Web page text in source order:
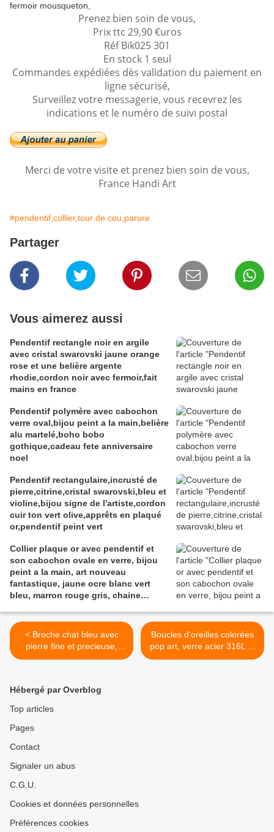
fermoir mousqueton,
Prenez bien soin de vous,
Prix ttc 29,90 €uros
Réf Bik025 301
En stock 1 seul
Commandes expédiées dès validation du paiement en
ligne sécurisé,
Surveillez votre messagerie, vous recevrez les
indications et le numéro de suivi postal
Merci de votre visite et prenez bien soin de vous,
France Handi Art
#pendentif,collier,tour de cou,parure
Partager
Vous aimerez aussi
Pendentif rectangle noir en argile
avec cristal swarovski jaune orange
rose et une belière argente
rhodie,cordon noir avec fermoir,fait
mains en france
Pendentif polymère avec cabochon
verre oval,bijou peint a la main,belière
alu martelé,boho bobo
gothique,cadeau fete anniversaire
noel
Pendentif rectangulaire,incrusté de
pierre,citrine,cristal swarovski,bleu et
violine,bijou signe de l'artiste,cordon
cuir ton vert olive,apprêts en plaqué
or,pendentif peint vert
Collier plaque or avec pendentif et
son cabochon ovale en verre, bijou
peint a la main, art nouveau
fantastique, jaune ocre blanc vert
bleu, marron rouge gris, chaine
< Broche chat bleu avec
pierre fine et precieuse,
corail rouge et cristal
anniversaire noel,fait mains
Boucles d'oreilles colorées
pop art, verre acier 316L et
papier, feutre
Hébergé par Overblog
Top articles
Pages
Contact
Signaler un abus
C.G.U.
Cookies et données personnelles
Préférences cookies